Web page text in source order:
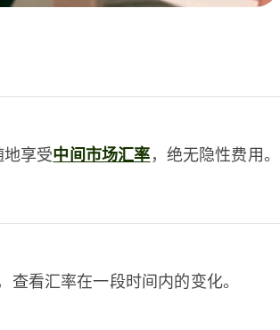
享受中间市场汇率，绝无隐性费用。
查看汇率在一段时间内的变化。